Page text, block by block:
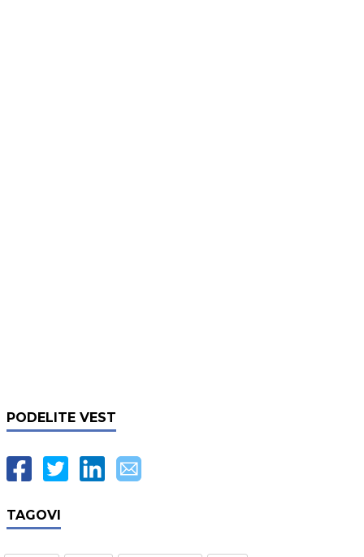
PODELITE VEST
TAGOVI